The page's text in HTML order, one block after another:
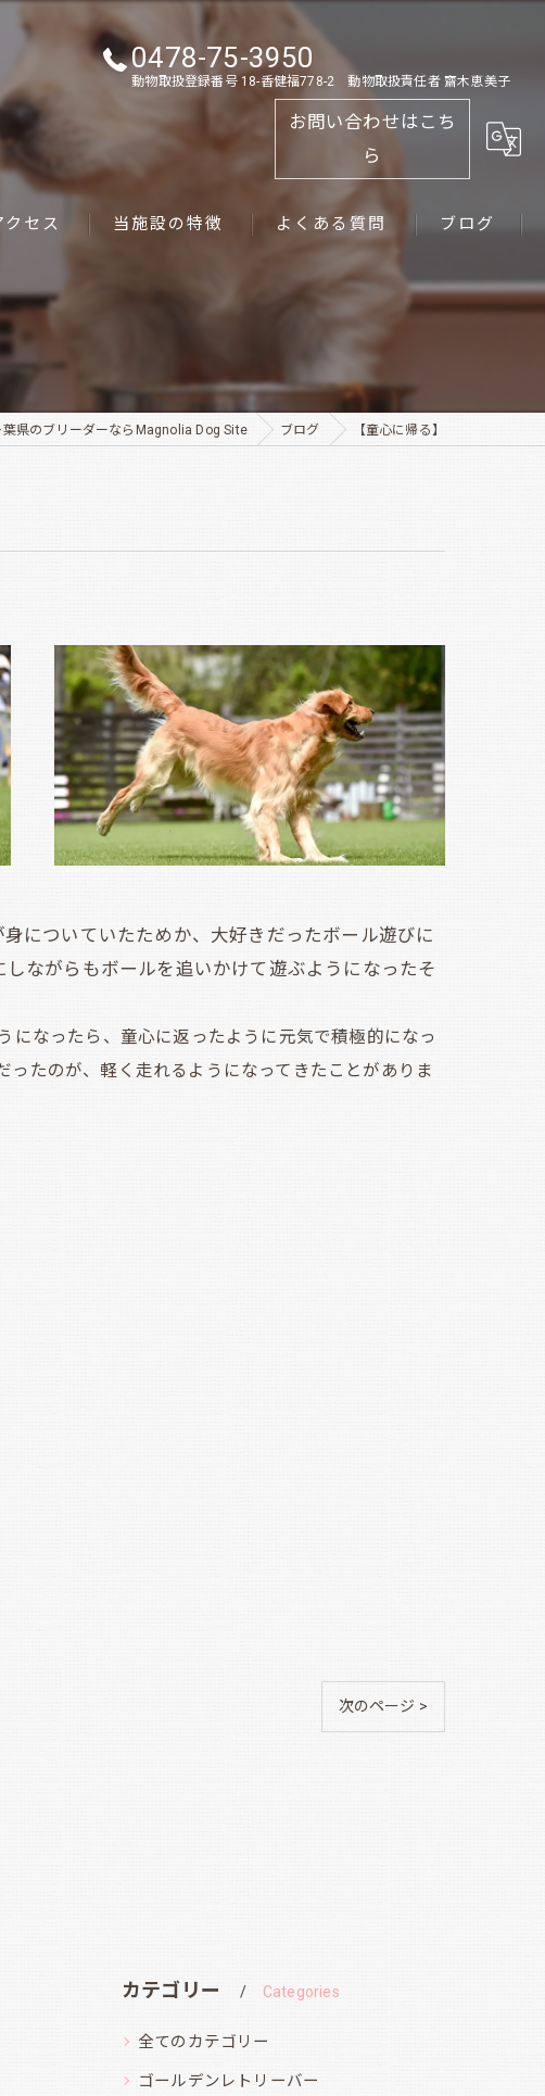
0478-75-3950
動物取扱登録番号 18-香健福778-2 動物取扱責任者 齋木恵美子
お問い合わせはこち
ら
クセス 当施設の特徴
犬舎
よくある質問 ブログ
葉県のブリーダーならMagnolia Dog Site ブログ 【童心に帰る】
についていたためか、大好きだったボール遊びに
ながらもボールを追いかけて遊ぶようになったそ
になったら、童心に返ったように元気で積極的になっ
たのが、軽く走れるようになってきたことがありま
次のページ >
カテゴリー Categories
全てのカテゴリー
ゴールデンレトリーバー